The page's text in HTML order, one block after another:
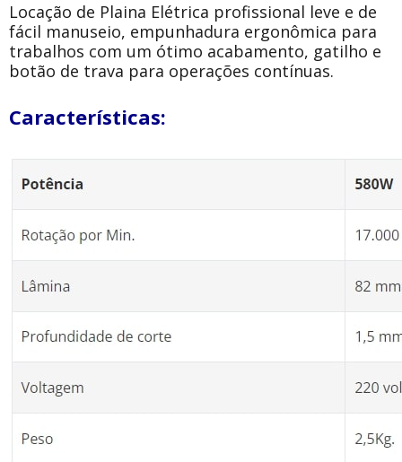
Locação de Plaina Elétrica profissional leve e de
fácil manuseio, empunhadura ergonômica para
trabalhos com um ótimo acabamento, gatilho e
botão de trava para operações contínuas.
Características: